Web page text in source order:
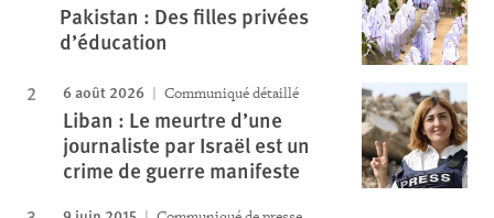
Pakistan : Des filles privées
d’éducation
6 août 2026 Communiqué détaillé
Liban : Le meurtre d’une
journaliste par Israël est un
crime de guerre manifeste